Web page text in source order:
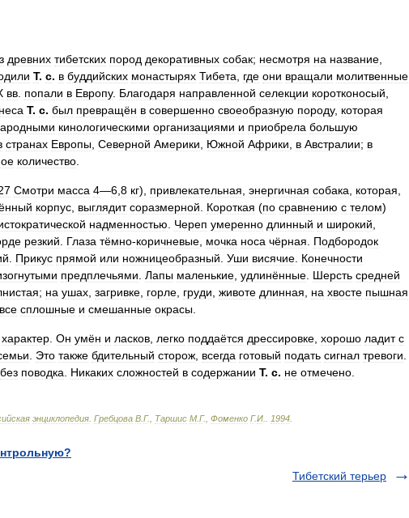
древних тибетских пород декоративных собак; несмотря на название
Т. с. в буддийских монастырях Тибета где они вращали молитвенные
вв попали в Европу. Благодаря направленной селекции коротконосый
Т. с. был превращён в совершенно своеобразную породу, которая
кинологическими организациями и приобрела большую
странах Европы Северной Америки Южной Африки в Австралии; в
количество
Смотри масса 4—6 8 кг), привлекательная энергичная собака которая
корпус выглядит соразмерной Короткая (по сравнению с телом)
надменностью Череп умеренно длинный и широкий
резкий Глаза тёмно-коричневые мочка носа чёрная
Подбородок
Прикус прямой или ножницеобразный Уши висячие Конечности
предплечьями Лапы маленькие удлинённые Шерсть средней
; на ушах загривке горле груди животе длинная на хвосте пышная
все сплошные и смешанные окрасы
характер Он умён и ласков легко поддаётся дрессировке хорошо ладит с
Это также бдительный сторож всегда готовый подать сигнал тревоги
без поводка Никаких сложностей в содержании Т. с. не отмечено
энциклопедия Гребцова В Г., Таршис М Г., Фоменко Г.И 1994
Тибетский терьер